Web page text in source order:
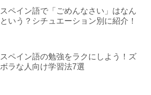
スペイン語で「ごめんなさい」はなん
という？シチュエーション別に紹介！
スペイン語の勉強をラクにしよう！ズ
ボラな人向け学習法7選